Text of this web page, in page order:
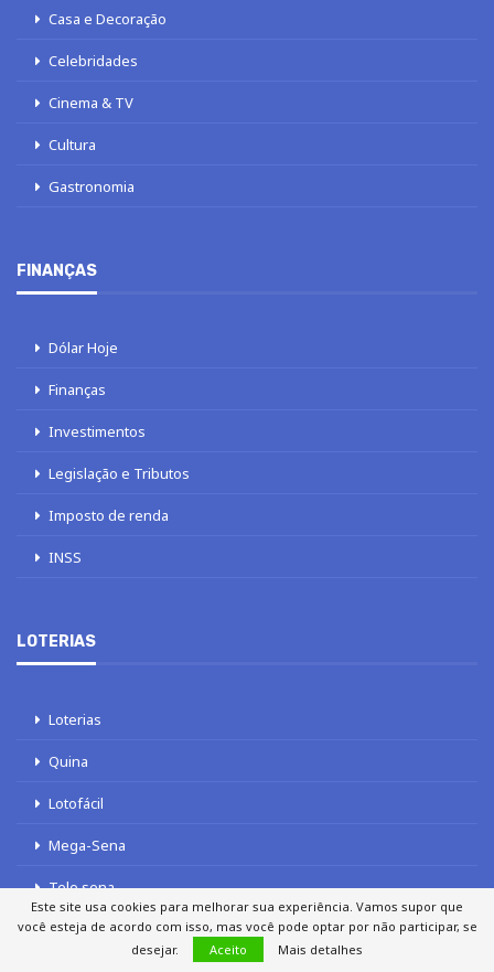
Casa e Decoração
Celebridades
Cinema & TV
Cultura
Gastronomia
FINANÇAS
Dólar Hoje
Finanças
Investimentos
Legislação e Tributos
Imposto de renda
INSS
LOTERIAS
Loterias
Quina
Lotofácil
Mega-Sena
Tele sena
Este site usa cookies para melhorar sua experiência. Vamos supor que
você esteja de acordo com isso, mas você pode optar por não participar, se
desejar.
Aceito Mais detalhes